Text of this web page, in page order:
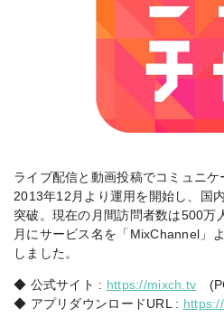
ライブ配信と動画投稿でコミュニケ
2013年12月より運用を開始し、国
突破。現在の月間訪問者数は500万
月にサービス名を「MixChannel」
しました。
◆ 公式サイト : https://mixch.tv
◆ アプリダウンロードURL :